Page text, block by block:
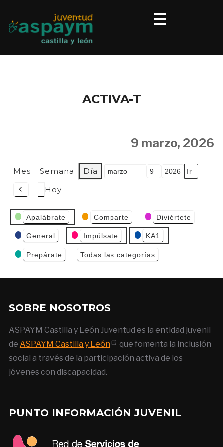
ACTIVA-T
9 marzo, 2026
Mes Semana Día
Anterior
Hoy
Categorías
de Eventos
Apalábrate Comparte Diviértete
General Impúlsate KA1
Prepárate Todas las categorías
SOBRE NOSOTROS
ASPAYM Castilla y León Juventud es la entidad juvenil
de ASPAYM Castilla y León
que fomenta la inclusión
social a través de la participación activa de los
jóvenes con discapacidad.
PUNTO INFORMACIÓN JUVENIL